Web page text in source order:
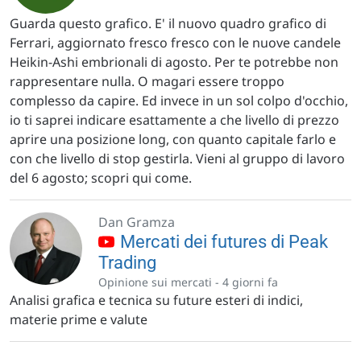
Guarda questo grafico. E' il nuovo quadro grafico di
Ferrari, aggiornato fresco fresco con le nuove candele
Heikin-Ashi embrionali di agosto. Per te potrebbe non
rappresentare nulla. O magari essere troppo
complesso da capire. Ed invece in un sol colpo d'occhio,
io ti saprei indicare esattamente a che livello di prezzo
aprire una posizione long, con quanto capitale farlo e
con che livello di stop gestirla. Vieni al gruppo di lavoro
del 6 agosto; scopri qui come.
Dan Gramza
Mercati dei futures di Peak
Trading
Opinione sui mercati - 4 giorni fa
Analisi grafica e tecnica su future esteri di indici,
materie prime e valute